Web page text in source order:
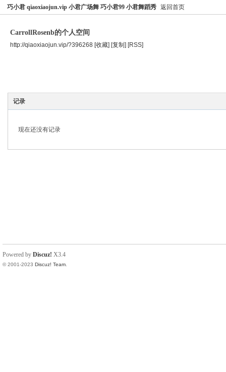
巧小君 qiaoxiaojun.vip 小君广场舞 巧小君99 小君舞蹈秀 返回首页
CarrollRosenb的个人空间
http://qiaoxiaojun.vip/?396268 [收藏] [复制] [RSS]
记录
现在还没有记录
Powered by Discuz! X3.4
© 2001-2023 Discuz! Team